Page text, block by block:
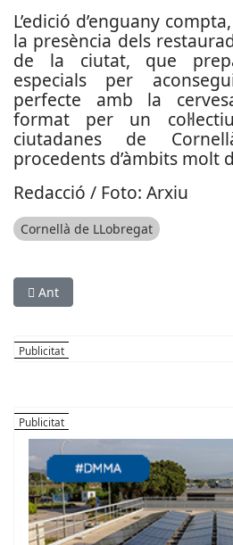
L’edició d’enguany
la presència dels
de la ciutat, que
especials per
perfecte amb la
format per un
ciutadanes de
procedents d’àmbits molt
Redacció / Foto: Arxiu
Cornellà de LLobregat
Article anterior: L’oferta
Ant